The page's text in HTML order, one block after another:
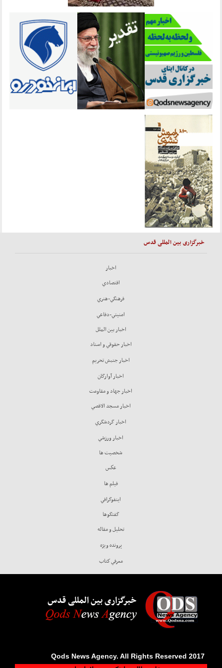
خبرگزاری بین المللی قدس
اخبار
اقتصادي
فرهنگي-هنري
امنيتي-دفاعي
اخبار بين الملل
اخبار حقوقي و اسناد
اخبار جنبش تحريم
اخبار آوارگان
اخبار جهاد و مقاومت
اخبار مسجد الاقصي
اخبار گردشگري
اخبار ورزشي
شخصيت ها
عكس
فيلم ها
اينفوگرافي
گفتگوها
تحليل و مقاله
پرونده ويژه
معرفي كتاب
خبرگزاری بین المللی قدس
2017 Qods News Agency. All Rights Reserved